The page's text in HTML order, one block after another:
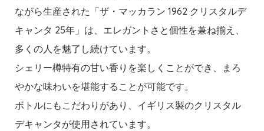
ながら生産された「ザ・マッカラン 1962 クリスタルデ
キャンタ 25年」は、エレガントさと個性を兼ね揃え、
多くの人を魅了し続けています。
シェリー樽特有の甘い香りを楽しくことができ、まろ
やかな味わいを堪能することが可能です。
ボトルにもこだわりがあり、イギリス製のクリスタル
デキャンタが使用されています。